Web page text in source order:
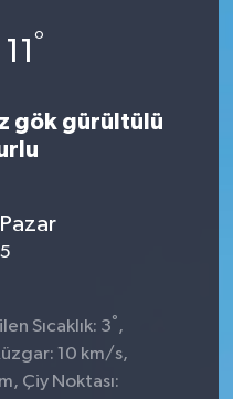
11°
gök gürültülü
Sıcaklık: 3° ,
10 km/s,
Çiy Noktası: